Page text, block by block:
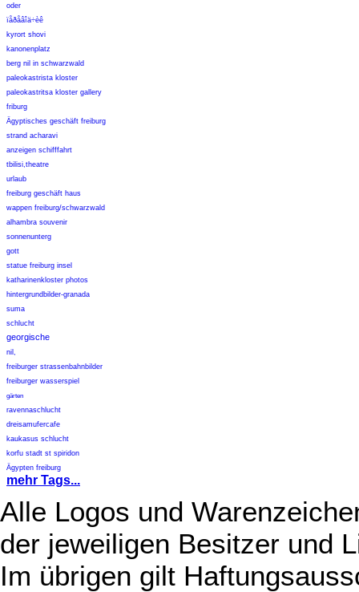
oder
ïåðåâîä÷èê
kyrort shovi
kanonenplatz
berg nil in schwarzwald
paleokastrista kloster
paleokastritsa kloster gallery
friburg
Ägyptisches geschäft freiburg
strand acharavi
anzeigen schifffahrt
tbilisi,theatre
urlaub
freiburg geschäft haus
wappen freiburg/schwarzwald
alhambra souvenir
sonnenunterg
gott
statue freiburg insel
katharinenkloster photos
hintergrundbilder-granada
suma
schlucht
georgische
nil,
freiburger strassenbahnbilder
freiburger wasserspiel
gärten
ravennaschlucht
dreisamufercafe
kaukasus schlucht
korfu stadt st spiridon
Ägypten freiburg
mehr Tags...
Alle Logos und
der jeweiligen Besitzer und
Im übrigen gilt